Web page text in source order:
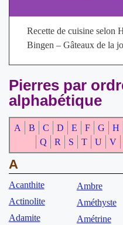
Recette de cuisine selon
Bingen – Gâteaux de la
Pierres par
alphabétique
A B C D E F G H
Q
R S T U V
A
Acanthite
Actinolite
Adamite
Ambre
Améthyste
Amétrine